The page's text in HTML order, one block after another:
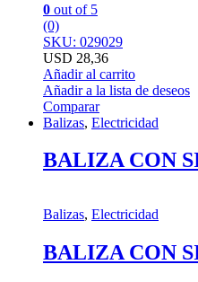
0 out of 5
(0)
SKU: 029029
USD 28,36
Añadir al carrito
Añadir a la lista de deseos
Comparar
Balizas, Electricidad
BALIZA CON
Balizas, Electricidad
BALIZA CON